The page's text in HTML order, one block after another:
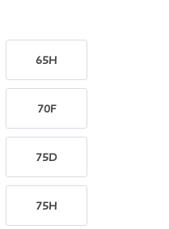
65H
70F
75D
75H